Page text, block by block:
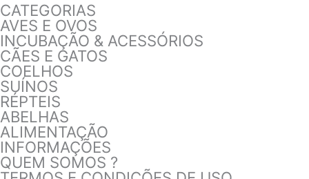
CATEGORIAS
AVES E OVOS
INCUBAÇÃO & ACESSÓRIOS
CÃES E GATOS
COELHOS
SUÍNOS
RÉPTEIS
ABELHAS
ALIMENTAÇÃO
INFORMAÇÕES
QUEM SOMOS ?